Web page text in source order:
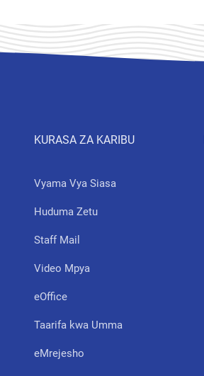
KURASA ZA KARIBU
Vyama Vya Siasa
Huduma Zetu
Staff Mail
Video Mpya
eOffice
Taarifa kwa Umma
eMrejesho